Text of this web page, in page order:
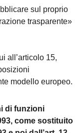
sul proprio
trasparente»
all’articolo 15,
modello europeo.
di funzioni
come sostituito